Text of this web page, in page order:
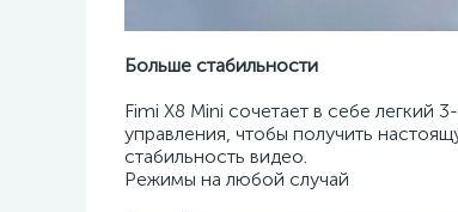
Больше стабильности
Fimi X8 Mini сочетает в себе
управления, чтобы получить
стабильность видео.
Режимы на любой случай